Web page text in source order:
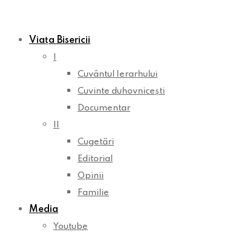
Viața Bisericii
Cuvântul Ierarhului
Cuvinte duhovnicești
Documentar
Cugetări
Editorial
Opinii
Familie
Media
Youtube